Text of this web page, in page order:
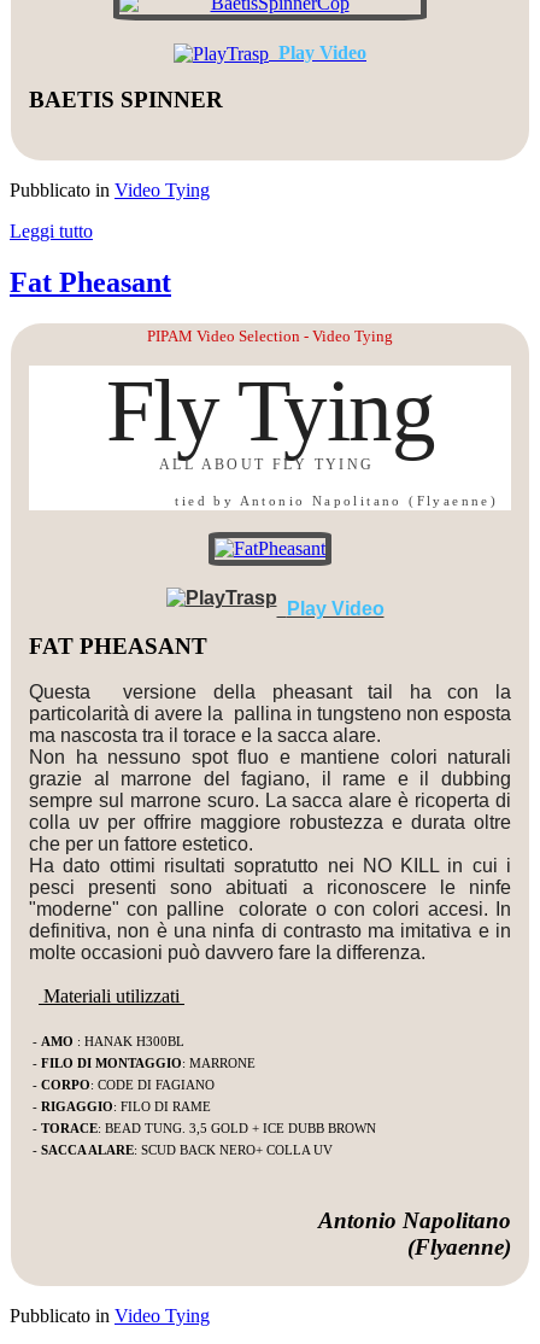
Play Video
BAETIS SPINNER
Pubblicato in Video Tying
Leggi tutto
Fat Pheasant
PIPAM Video Selection - Video Tying
Fly Tying
ALL ABOUT FLY TYING
tied by Antonio Napolitano (Flyaenne)
Play Video
FAT PHEASANT
Questa versione della pheasant tail ha con la
particolarità di avere la pallina in tungsteno non esposta
ma nascosta tra il torace e la sacca alare.
Non ha nessuno spot fluo e mantiene colori naturali
grazie al marrone del fagiano, il rame e il dubbing
sempre sul marrone scuro. La sacca alare è ricoperta di
colla uv per offrire maggiore robustezza e durata oltre
che per un fattore estetico.
Ha dato ottimi risultati sopratutto nei NO KILL in cui i
pesci presenti sono abituati a riconoscere le ninfe
"moderne" con palline colorate o con colori accesi. In
definitiva, non è una ninfa di contrasto ma imitativa e in
molte occasioni può davvero fare la differenza.
Materiali utilizzati
- AMO : HANAK H300BL
- FILO DI MONTAGGIO: MARRONE
- CORPO: CODE DI FAGIANO
- RIGAGGIO: FILO DI RAME
- TORACE: BEAD TUNG. 3,5 GOLD + ICE DUBB BROWN
- SACCA ALARE: SCUD BACK NERO+ COLLA UV
Antonio Napolitano
(Flyaenne)
Pubblicato in Video Tying